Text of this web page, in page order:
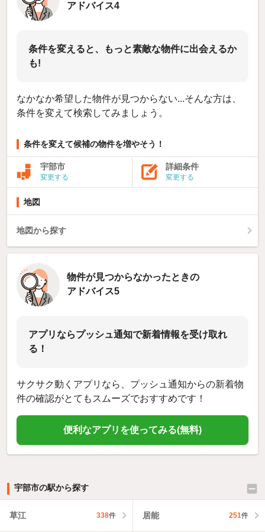
アドバイス4
条件を変えると、もっと素敵な物件に出会えるか
も!
なかなか希望した物件が見つからない...そんな方は、
条件を変えて検索してみましょう。
条件を変えて候補の物件を増やそう！
宇部市
変更する
詳細条件
変更する
地図
地図から探す
物件が見つからなかったときの
アドバイス5
アプリならプッシュ通知で新着情報を受け取れ
る！
サクサク動くアプリなら、プッシュ通知からの新着物
件の確認がとてもスムーズでおすすめです！
便利なアプリを使ってみる(無料)
宇部市の駅から探す
草江 338件 居能 251件